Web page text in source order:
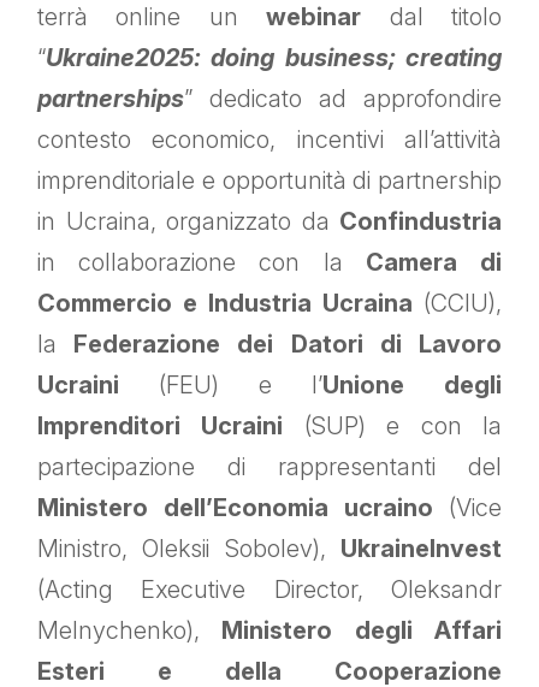
terrà online unwebinar dal titolo
“Ukraine2025: doing business; creating
partnerships” dedicato ad approfondire
contesto economico, incentivi all’attività
imprenditoriale e opportunità di partnership
in Ucraina, organizzato da Confindustria
in collaborazione con la Camera di
Commercio e Industria Ucraina (CCIU),
la Federazione dei Datori di Lavoro
Ucraini (FEU) e l’Unione degli
Imprenditori Ucraini (SUP) e con la
partecipazione di rappresentanti del
Ministero dell’Economia ucraino (Vice
Ministro, Oleksii Sobolev), UkraineInvest
(Acting Executive Director, Oleksandr
Melnychenko), Ministero degli Affari
Esteri e della Cooperazione